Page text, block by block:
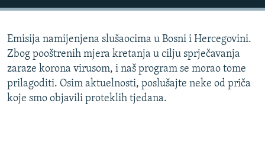
TV LIBERTY
POST SCRIPTUM
MOJA EVROPA
TRI DECENIJE OD RATA U BIH
Sve RFE/RL stranice
Emisija namijenjena slušaocima u Bosni i Hercegovini.
Zbog pooštrenih mjera kretanja u cilju sprječavanja
zaraze korona virusom, i naš program se morao tome
prilagoditi. Osim aktuelnosti, poslušajte neke od priča
koje smo objavili proteklih tjedana.